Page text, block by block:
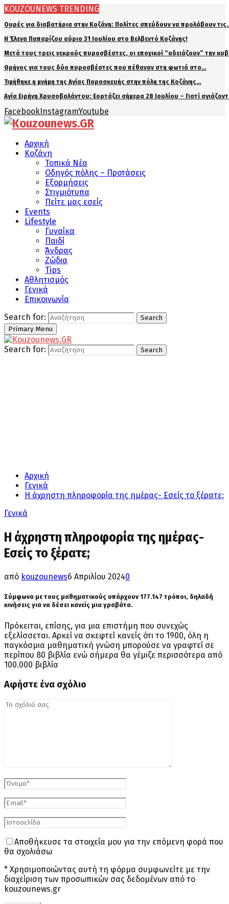
KOUZOUNEWS TRENDING
Ουρές για διαβατήρια στην Κοζάνη: Πολίτες σπεύδουν να προλάβουν
Η Έλενα Παπαρίζου αύριο 31 Ιουλίου στο Βελβεντό Κοζάνης!
Μετά τους τρεις νεκρούς πυροσβέστες, οι εποχικοί “αδειάζουν” την
Θρήνος για τους δύο πυροσβέστες που πέθαναν στη φωτιά στο…
Τιμήθηκε η μνήμη της Αγίας Παρασκευής στην πόλη της Κοζάνης…
Αγία Ειρήνη Χρυσοβαλάντου: Εορτάζει σήμερα 28 Ιουλίου – Γιατί
FacebookInstagramYoutube
Αρχική
Κοζάνη
Τοπικά Νέα
Οδηγός πόλης – Προτάσεις
Εξορμήσεις
Στιγμιότυπα
Πείτε μας εσείς
Events
Lifestyle
Γυναίκα
Παιδί
Άνδρας
Ζώδια
Tips
Αθλητισμός
Γενικά
Επικοινωνία
Search for:
Search
Primary Menu
Search for: Search
Αρχική
Γενικά
Η άχρηστη πληροφορία της ημέρας- Εσείς το ξέρατε;
Γενικά
Η άχρηστη πληροφορία της ημέρας-
Εσείς το ξέρατε;
από kouzounews6 Απριλίου 20240
Σύμφωνα με τους μαθηματικούς υπάρχουν 177.147 τρόποι, δηλαδή
κινήσεις για να δέσει κανείς μια γραβάτα.
Πρόκειται, επίσης, για μια επιστήμη που συνεχώς
εξελίσσεται. Αρκεί να σκεφτεί κανείς ότι το 1900, όλη η
παγκόσμια μαθηματική γνώση μπορούσε να γραφτεί σε
περίπου 80 βιβλία ενώ σήμερα θα γέμιζε περισσότερα από
100.000 βιβλία
Αφήστε ένα σχόλιο
Αποθήκευσε τα στοιχεία μου για την επόμενη φορά που
θα σχολιάσω
* Χρησιμοποιώντας αυτή τη φόρμα συμφωνείτε με την
διαχείριση των προσωπικών σας δεδομένων από το
kouzounews.gr